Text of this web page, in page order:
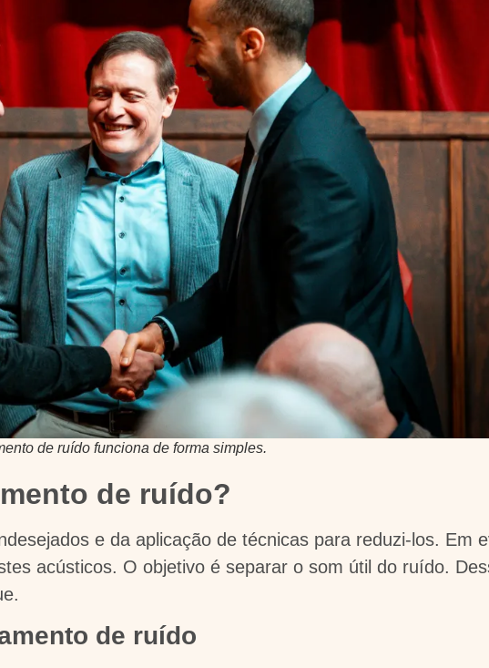
de ruído funciona de forma simples.
de ruído?
e da aplicação de técnicas para reduzi-los. Em
acústicos. O objetivo é separar o som útil do ruído.
de ruído